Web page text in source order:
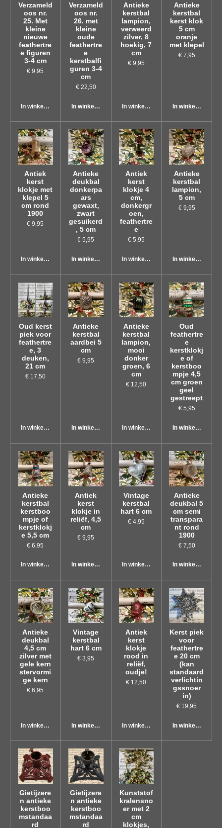
Verzameld
oos nr.
25. Met
kleine
nieuwe
feathertre
e figuren
3-4 cm
€ 9,95
In winkelwagen
Verzameld
oos nr.
26. met
kleine
oude
feathertre
e
kerstbalfi
guren 3-4
cm
€ 22,50
In winkelwagen
Antieke
kerstbal
lampion,
verweerd
zilver, 8
hoekig, 7
cm
€ 9,95
In winkelwagen
Antieke
kerstbal
kerst klok
5 cm
oranje
met klepel
€ 7,95
In winkelwagen
Antiek
kerst
klokje met
klepel 5
cm rond
1900
€ 9,95
In winkelwagen
Antieke
deukbal
donkerpa
ars
gewaxt,
zwart
gesuikerd
, 5 cm
€ 5,95
In winkelwagen
Antiek
kerst
klokje 4
cm,
donkergr
oen,
feathertre
e
€ 5,95
In winkelwagen
Antieke
kerstbal
lampion,
5 cm
€ 9,95
In winkelwagen
Oud kerst
piek voor
feathertre
e, 3
deuken,
21 cm
€ 17,50
In winkelwagen
Antieke
kerstbal
aardbei 5
cm
€ 9,95
In winkelwagen
Antieke
kerstbal
lampion,
mooi
donker
groen, 6
cm
€ 12,50
In winkelwagen
Oud
feathertre
e
kerstklokj
e of
kerstboo
mpje 4,5
cm groen
geel
gestreept
€ 5,95
In winkelwagen
Antieke
kerstbal
kerstboo
mpje of
kerstklokj
e 5,5 cm
€ 6,95
In winkelwagen
Antiek
kerst
klokje in
reliëf, 4,5
cm
€ 9,95
In winkelwagen
Vintage
kerstbal
hart 6 cm
€ 4,95
In winkelwagen
Antieke
deukbal 5
cm semi
transpara
nt rond
1900
€ 7,50
In winkelwagen
Antieke
deukbal
4,5 cm
zilver met
gele kern
stervormi
ge kern
€ 6,95
In winkelwagen
Vintage
kerstbal
hart 6 cm
€ 3,95
In winkelwagen
Antiek
kerst
klokje
rood in
reliëf,
oudje!
€ 12,50
In winkelwagen
Kerst piek
voor
feathertre
e 20 cm
(kan
standaard
verlichtin
gssnoer
in)
€ 19,95
In winkelwagen
Gietijzere
n antieke
kerstboo
mstandaa
rd
Gietijzere
n antieke
kerstboo
mstandaa
rd
Kunststof
kralensno
er met 2
cm
klokjes,